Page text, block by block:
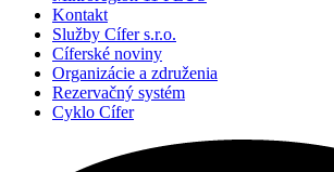
Kontakt
Služby Cífer s.r.o.
Cíferské noviny
Organizácie a združenia
Rezervačný systém
Cyklo Cífer